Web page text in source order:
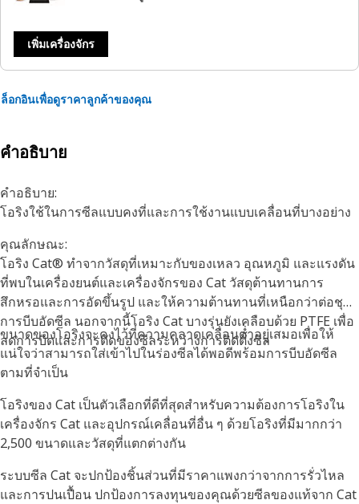
เพิ่มเครื่องจักร
ล็อกอินเพื่อดูราคาลูกค้าของคุณ
คำอธิบาย
คำอธิบาย:
โอริงใช้ในการซีลแบบคงที่และการใช้งานแบบเคลื่อนที่บางอย่าง
คุณลักษณะ:
โอริง Cat® ทำจากวัสดุที่เหมาะกับของเหลว อุณหภูมิ และแรงดัน
ที่พบในเครื่องยนต์และเครื่องจักรของ Cat วัสดุต้านทานการ
สึกหรอและการอัดขึ้นรูป และให้ความต้านทานที่เหนือกว่าต่อชุด
การบีบอัดซีล นอกจากนี้โอริง Cat บางรุ่นยังเคลือบด้วย PTFE เพื่อ
ลดการบิดและการตัดของซีลระหว่างการติดตั้งซีล
ขนาดของโอริงจะคงไว้ที่ความคลาดเคลื่อนต่ำอยู่เสมอเพื่อให้
แน่ใจว่าสามารถใส่เข้าไปในร่องซีลได้พอดีพร้อมการบีบอัดซีล
ตามที่จำเป็น
โอริงของ Cat เป็นตัวเลือกที่ดีที่สุดสำหรับความต้องการโอริงใน
เครื่องจักร Cat และอุปกรณ์เคลื่อนที่อื่น ๆ ด้วยโอริงที่มีมากกว่า
2,500 ขนาดและวัสดุที่แตกต่างกัน
ระบบซีล Cat จะปกป้องชิ้นส่วนที่มีราคาแพงกว่าจากการรั่วไหล
และการปนเปื้อน ปกป้องการลงทุนของคุณด้วยซีลของแท้จาก Cat